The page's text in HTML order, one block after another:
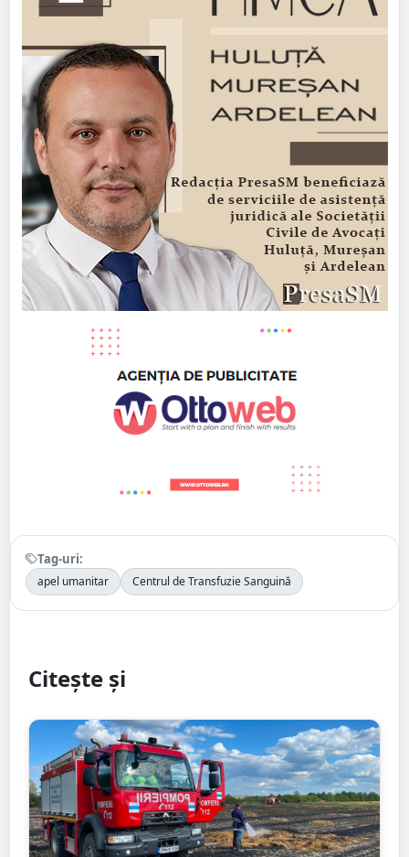
Tag-uri:
apel umanitar Centrul de Transfuzie Sanguină
Citește și